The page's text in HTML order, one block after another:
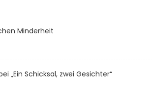
Minderheit
„Ein Schicksal, zwei Gesichter“